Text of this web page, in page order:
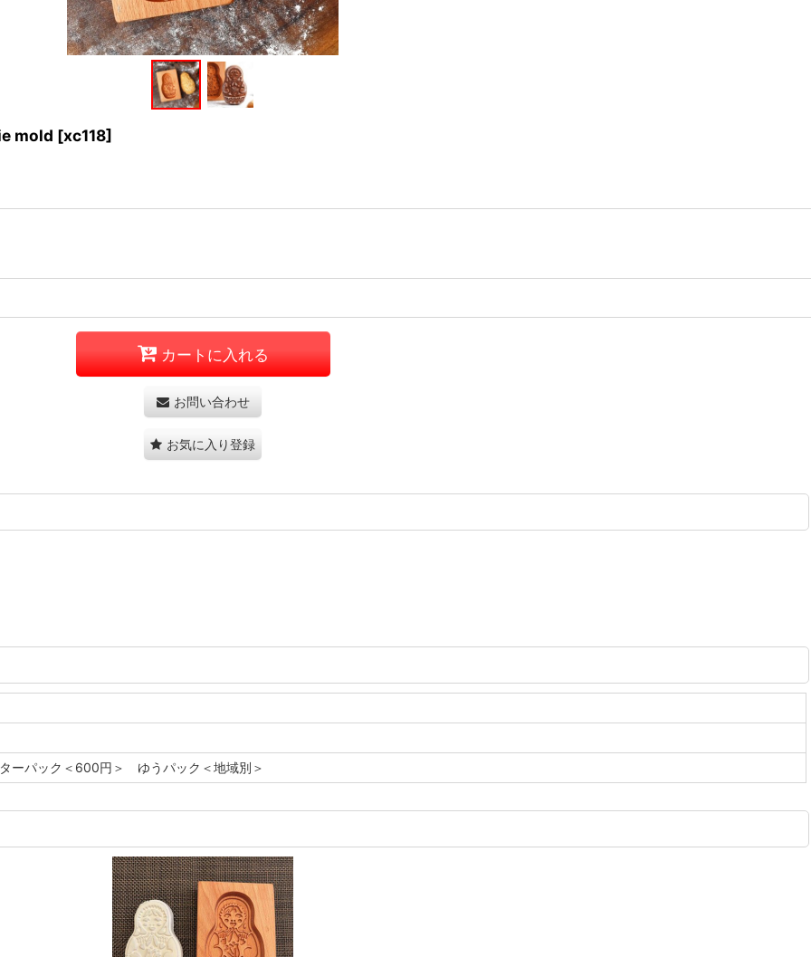
mold [xc118]
カートに入れる
お問い合わせ
お気に入り登録
ーパック＜600円＞ ゆうパック＜地域別＞